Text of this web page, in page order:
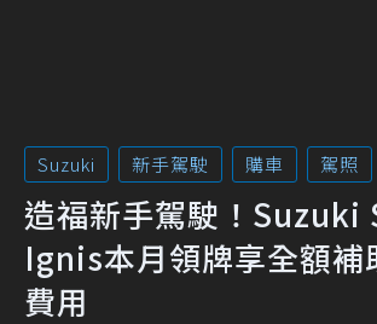
Suzuki 新手駕駛 購車 駕照
造福新手駕駛！
Ignis本月領牌享全額補
費用